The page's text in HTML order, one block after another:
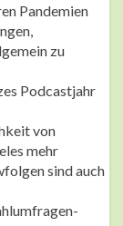
Pandemien
zu
Podcastjahr
von
mehr
sind auch